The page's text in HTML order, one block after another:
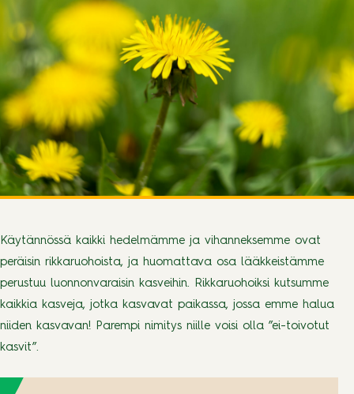
Käytännössä kaikki hedelmämme ja vihanneksemme ovat
peräisin rikkaruohoista, ja huomattava osa lääkkeistämme
perustuu luonnonvaraisin kasveihin. Rikkaruohoiksi kutsumme
kaikkia kasveja, jotka kasvavat paikassa, jossa emme halua
niiden kasvavan! Parempi nimitys niille voisi olla ”ei-toivotut
kasvit”.